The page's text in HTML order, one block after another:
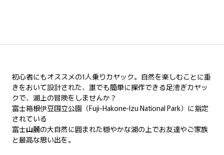
初心者にもオススメの1人乗りカヤック。自然を楽しむことに重
きをおいて設計された、誰でも簡単に操作できる足漕ぎカヤッ
クで、湖上の冒険をしませんか？
富士箱根伊豆国立公園（Fuji-Hakone-Izu National Park）に指定
されている
富士山麓の大自然に囲まれた穏やかな湖の上でお友達やご家族
と最高な思い出を。